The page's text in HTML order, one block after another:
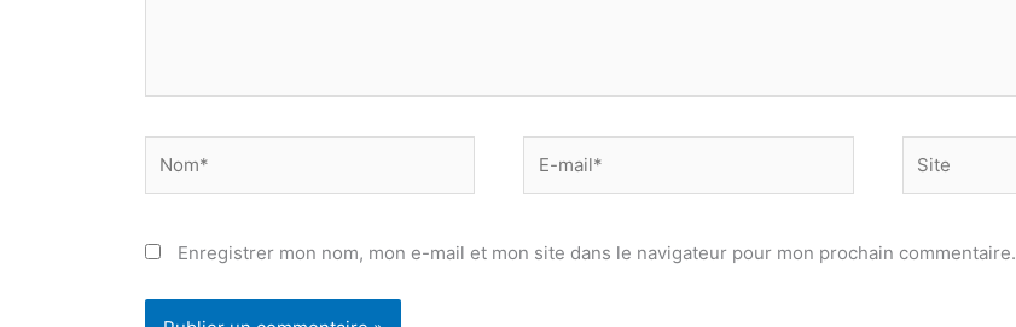
mail*
Enregistrer mon nom, mon e-mail et mon site dans le navigateur pour mon prochain commentaire.